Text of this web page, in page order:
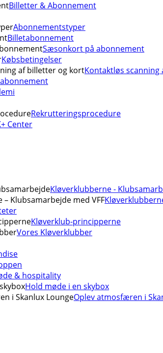
Billetter & Abonnement
Abonnementstyper
Billetabonnement
Sæsonkort på abonnement
Købsbetingelser
af billetter og kortKontaktløs
Rekrutteringsprocedure
Center
Kløverklubberne -
Klubsamarbejde med VFF
Kløverklub-principperne
Vores Kløverklubber
& hospitality
Hold møde i en skybox
i Skanlux LoungeOplev atmosfæren i